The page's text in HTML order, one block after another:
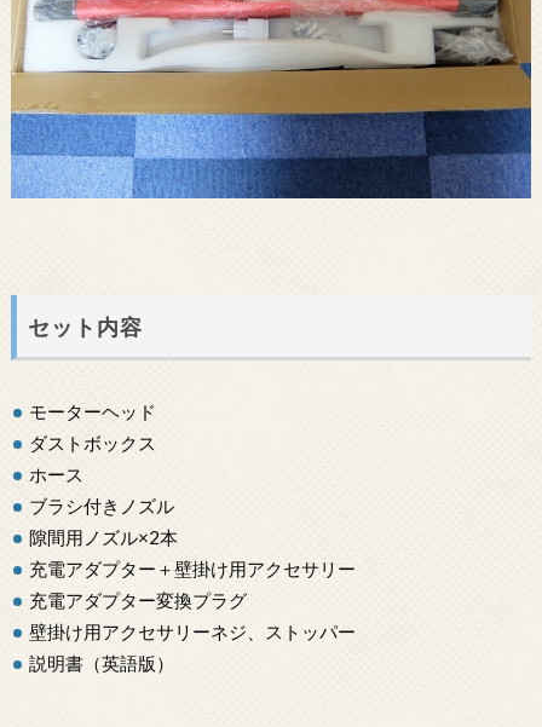
セット内容
モーターヘッド
ダストボックス
ホース
ブラシ付きノズル
隙間用ノズル×2本
充電アダプター＋壁掛け用アクセサリー
充電アダプター変換プラグ
壁掛け用アクセサリーネジ、ストッパー
説明書（英語版）